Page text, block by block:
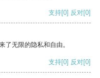
支持[0] 反对[0]
了无限的隐私和自由。
支持[0] 反对[0]